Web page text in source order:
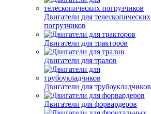
Двигатели для телескопических
погрузчиков
Двигатели для тракторов
Двигатели для тралов
Двигатели для трубоукладчиков
Двигатели для форвардеров